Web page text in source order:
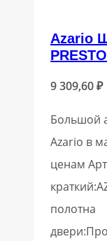
Azario
9 309,60₽
Большой
Azario в
ценам
полотна